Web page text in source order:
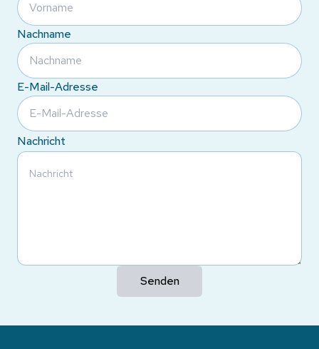
Nachname
E-Mail-Adresse
Nachricht
Senden